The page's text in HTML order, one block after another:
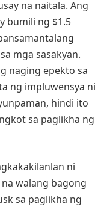
na naitala. Ang
bumili ng $1.5
mga sasakyan.
naging epekto sa
ng impluwensya ni
hindi ito
sa paglikha ng
ni
walang bagong
sa paglikha ng